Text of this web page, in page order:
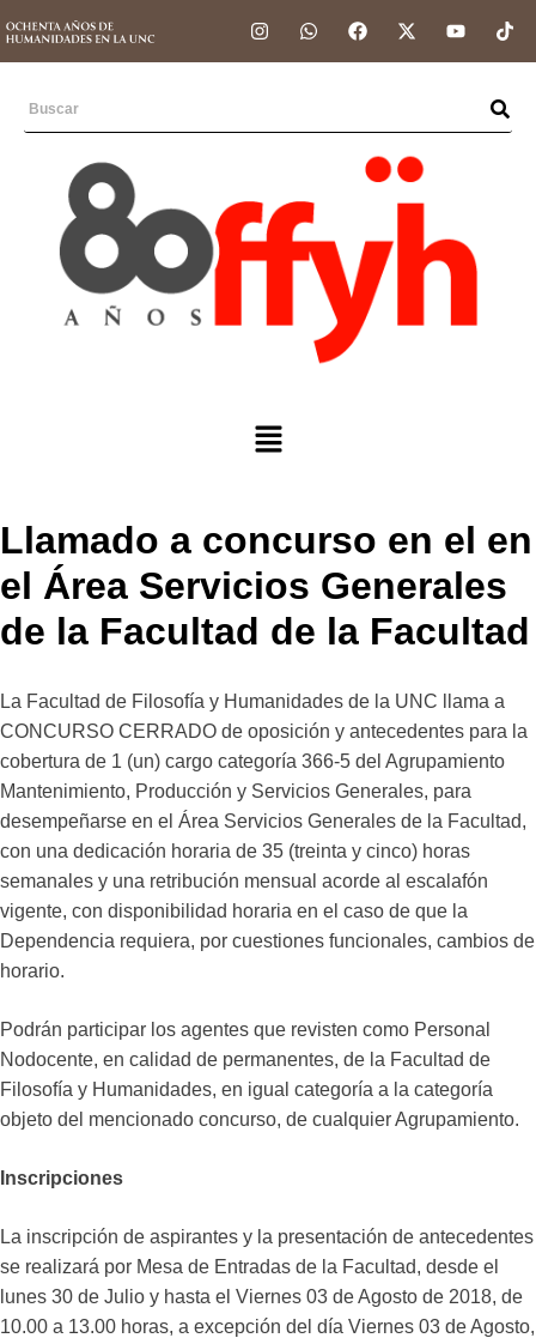
Llamado a concurso en el en
el Área Servicios Generales
de la Facultad de la Facultad
La Facultad de Filosofía y Humanidades de la UNC llama a
CONCURSO CERRADO de oposición y antecedentes para la
cobertura de 1 (un) cargo categoría 366-5 del Agrupamiento
Mantenimiento, Producción y Servicios Generales, para
desempeñarse en el Área Servicios Generales de la Facultad,
con una dedicación horaria de 35 (treinta y cinco) horas
semanales y una retribución mensual acorde al escalafón
vigente, con disponibilidad horaria en el caso de que la
Dependencia requiera, por cuestiones funcionales, cambios de
horario.
Podrán participar los agentes que revisten como Personal
Nodocente, en calidad de permanentes, de la Facultad de
Filosofía y Humanidades, en igual categoría a la categoría
objeto del mencionado concurso, de cualquier Agrupamiento.
Inscripciones
La inscripción de aspirantes y la presentación de antecedentes
se realizará por Mesa de Entradas de la Facultad, desde el
lunes 30 de Julio y hasta el Viernes 03 de Agosto de 2018, de
10.00 a 13.00 horas, a excepción del día Viernes 03 de Agosto,